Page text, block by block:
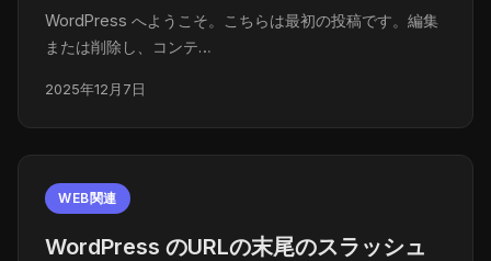
WordPress へようこそ。こちらは最初の投稿です。編集
または削除し、コンテ…
2025年12月7日
WEB関連
WordPress のURLの末尾のスラッシュ